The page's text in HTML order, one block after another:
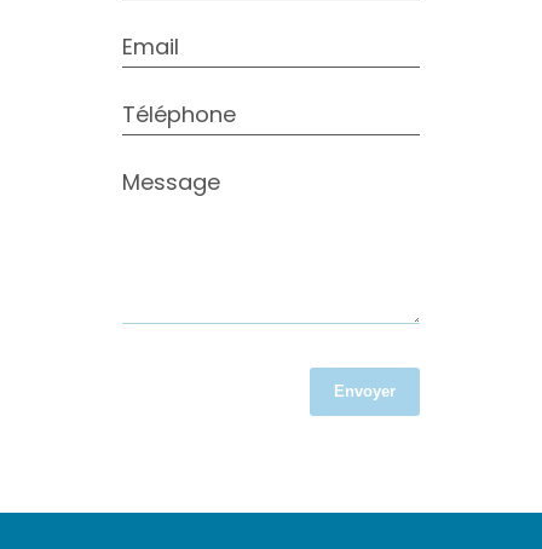
Email
Téléphone
Message
Envoyer